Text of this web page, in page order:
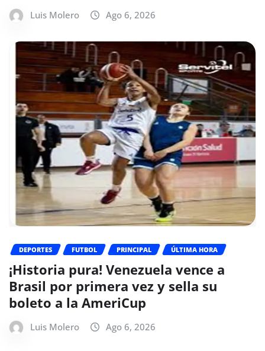
Luis Molero Ago 6, 2026
DEPORTES FUTBOL PRINCIPAL ÚLTIMA HORA
¡Historia pura! Venezuela vence a
Brasil por primera vez y sella su
boleto a la AmeriCup
Luis Molero Ago 6, 2026